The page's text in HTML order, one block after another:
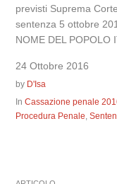
previsti Suprema
sentenza 5 ottobre
NOME DEL POPOLO
24 Ottobre 2016
by D'Isa
InCassazione penale
Procedura Penale,